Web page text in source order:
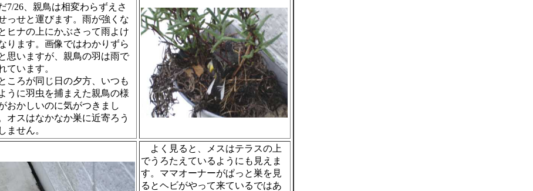
7/26、親鳥は相変わらずえさ
っせと運びます。雨が強くな
ヒナの上にかぶさって雨よけ
ります。画像ではわかりずら
思いますが、親鳥の羽は雨で
ています。
ころが同じ日の夕方、いつも
うに羽虫を捕まえた親鳥の様
おかしいのに気がつきまし
オスはなかなか巣に近寄ろう
ません。
よく見ると、メスはテラスの上
でうろたえているようにも見えま
す。ママオーナーがぱっと巣を見
るとヘビがやって来ているではあ